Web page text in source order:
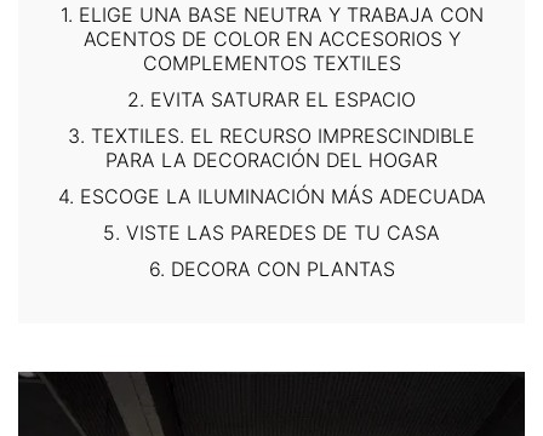
1. ELIGE UNA BASE NEUTRA Y TRABAJA CON
ACENTOS DE COLOR EN ACCESORIOS Y
COMPLEMENTOS TEXTILES
2. EVITA SATURAR EL ESPACIO
3. TEXTILES. EL RECURSO IMPRESCINDIBLE
PARA LA DECORACIÓN DEL HOGAR
4. ESCOGE LA ILUMINACIÓN MÁS ADECUADA
5. VISTE LAS PAREDES DE TU CASA
6. DECORA CON PLANTAS